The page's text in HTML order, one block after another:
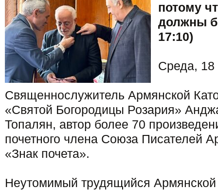
потому
должны
17:10)
Среда, 18
Священнослужитель Армянской
«Святой Богородицы Розария»
Топалян, автор более 70
почетного члена Союза Писателей
«Знак почета».
Неутомимый трудящийся